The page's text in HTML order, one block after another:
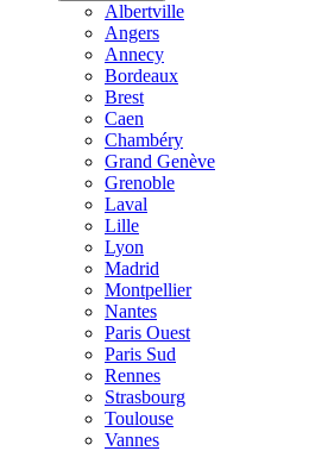
Albertville
Angers
Annecy
Bordeaux
Brest
Caen
Chambéry
Grand Genève
Grenoble
Laval
Lille
Lyon
Madrid
Montpellier
Nantes
Paris Ouest
Paris Sud
Rennes
Strasbourg
Toulouse
Vannes